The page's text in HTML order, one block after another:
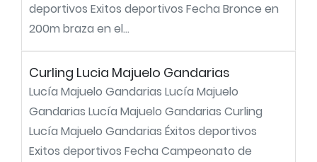
deportivos Exitos deportivos Fecha Bronce en
200m braza en el...
Curling Lucia Majuelo Gandarias
Lucía Majuelo Gandarias Lucía Majuelo
Gandarias Lucía Majuelo Gandarias Curling
Lucía Majuelo Gandarias Éxitos deportivos
Exitos deportivos Fecha Campeonato de